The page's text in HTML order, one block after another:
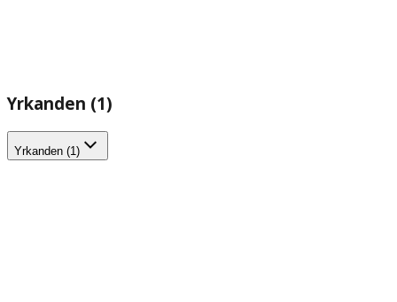
Yrkanden (1)
Yrkanden (1)